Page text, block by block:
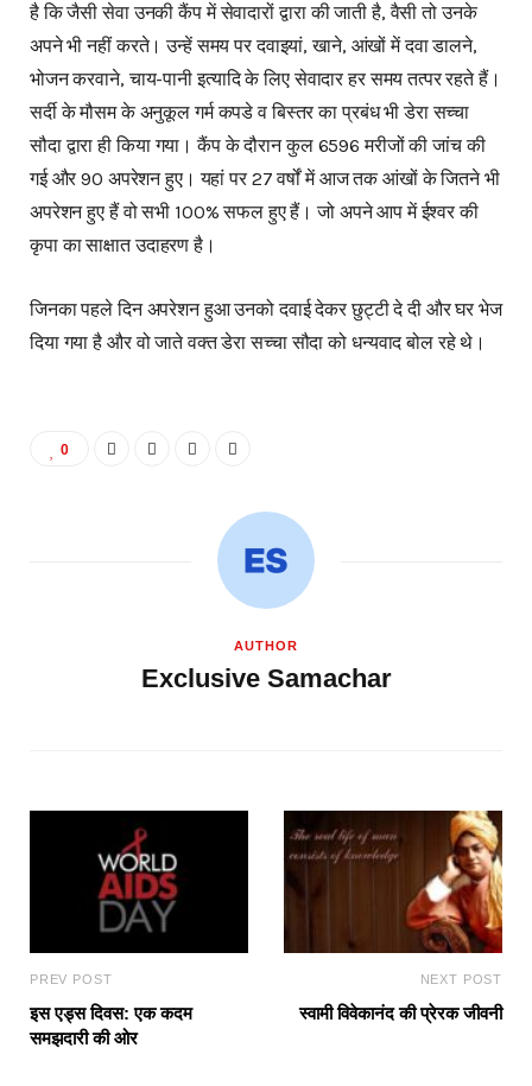
है कि जैसी सेवा उनकी कैंप में सेवादारों द्वारा की जाती है, वैसी तो उनके
अपने भी नहीं करते। उन्हें समय पर दवाइयां, खाने, आंखों में दवा डालने,
भोजन करवाने, चाय-पानी इत्यादि के लिए सेवादार हर समय तत्पर रहते हैं।
सर्दी के मौसम के अनुकूल गर्म कपडे व बिस्तर का प्रबंध भी डेरा सच्चा
सौदा द्वारा ही किया गया। कैंप के दौरान कुल 6596 मरीजों की जांच की
गई और 90 अपरेशन हुए। यहां पर 27 वर्षों में आज तक आंखों के जितने भी
अपरेशन हुए हैं वो सभी 100% सफल हुए हैं। जो अपने आप में ईश्वर की
कृपा का साक्षात उदाहरण है।
जिनका पहले दिन अपरेशन हुआ उनको दवाई देकर छुट्टी दे दी और घर भेज
दिया गया है और वो जाते वक्त डेरा सच्चा सौदा को धन्यवाद बोल रहे थे।
0
AUTHOR
Exclusive Samachar
PREV POST
इस एड्स दिवस: एक कदम
समझदारी की ओर
NEXT POST
स्वामी विवेकानंद की प्रेरक जीवनी